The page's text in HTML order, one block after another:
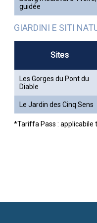
guidée
GIARDINI E SITI
Sites
Les Gorges du Pont du
Diable
Le Jardin des Cinq Sens
*Tariffa Pass : applicabile